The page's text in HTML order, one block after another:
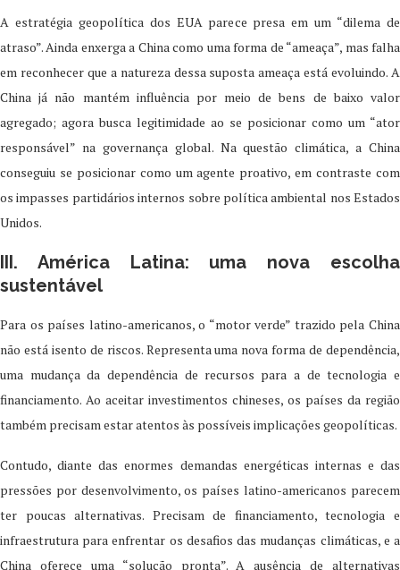
A estratégia geopolítica dos EUA parece presa em um “dilema de
atraso”. Ainda enxerga a China como uma forma de “ameaça”, mas falha
em reconhecer que a natureza dessa suposta ameaça está evoluindo. A
China já não mantém influência por meio de bens de baixo valor
agregado; agora busca legitimidade ao se posicionar como um “ator
responsável” na governança global. Na questão climática, a China
conseguiu se posicionar como um agente proativo, em contraste com
os impasses partidários internos sobre política ambiental nos Estados
Unidos.
III. América Latina: uma nova escolha
sustentável
Para os países latino-americanos, o “motor verde” trazido pela China
não está isento de riscos. Representa uma nova forma de dependência,
uma mudança da dependência de recursos para a de tecnologia e
financiamento. Ao aceitar investimentos chineses, os países da região
também precisam estar atentos às possíveis implicações geopolíticas.
Contudo, diante das enormes demandas energéticas internas e das
pressões por desenvolvimento, os países latino-americanos parecem
ter poucas alternativas. Precisam de financiamento, tecnologia e
infraestrutura para enfrentar os desafios das mudanças climáticas, e a
China oferece uma “solução pronta”. A ausência de alternativas